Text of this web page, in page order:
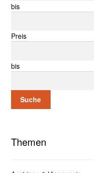
bis
Preis
bis
Suche
Themen